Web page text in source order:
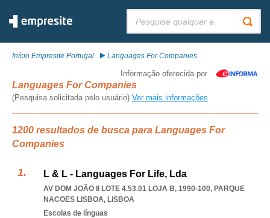
Início Empresite Portugal Languages For Companies
Informação oferecida por
Languages For Companies
(Pesquisa solicitada pelo usuário) Ver mais informações
1200 resultados de busca para Languages For
Companies
L & L - Languages For Life, Lda
AV DOM JOÃO II LOTE 4.53.01 LOJA B, 1990-100, PARQUE
NACOES LISBOA, LISBOA
Escolas de línguas